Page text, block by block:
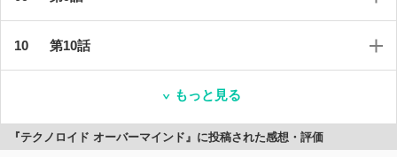
第10話
もっと見る
『テクノロイド オーバーマインド』に投稿された感想・評価